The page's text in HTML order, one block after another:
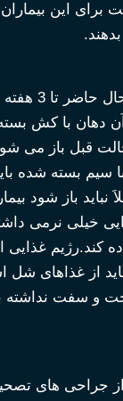
برای این
بیمارانی که دهانشان باید با
بجای آن دهان با کش
حالت قبل باز می
بسته شده
باز شود بیمار
خیلی نرمی
کند.رژیم غذایی
از غذاهای شل
و سفت نداشته
از جراحی های